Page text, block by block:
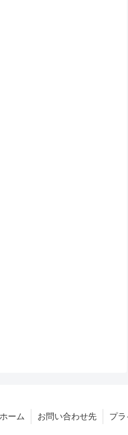
ホーム お問い合わせ先 プ